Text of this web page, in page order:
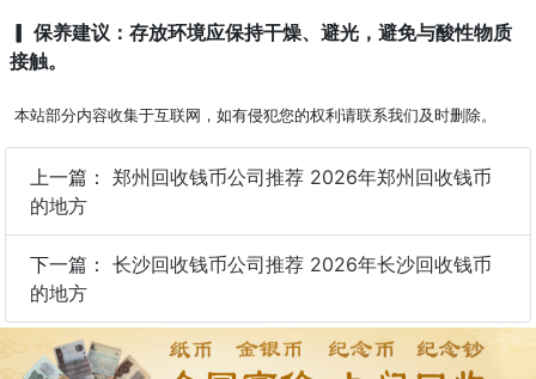
▎ 保养建议：存放环境应保持干燥、避光，避免与酸性物质
接触。
本站部分内容收集于互联网，如有侵犯您的权利请联系我们及时删除。
上一篇： 郑州回收钱币公司推荐 2026年郑州回收钱币
的地方
下一篇： 长沙回收钱币公司推荐 2026年长沙回收钱币
的地方